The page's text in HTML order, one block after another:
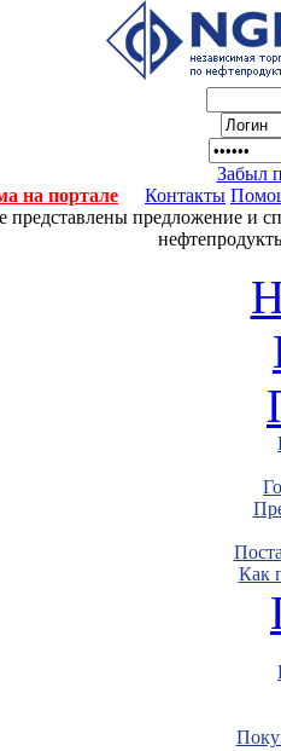
Забыл
на портале
Контакты
предложение и
Как